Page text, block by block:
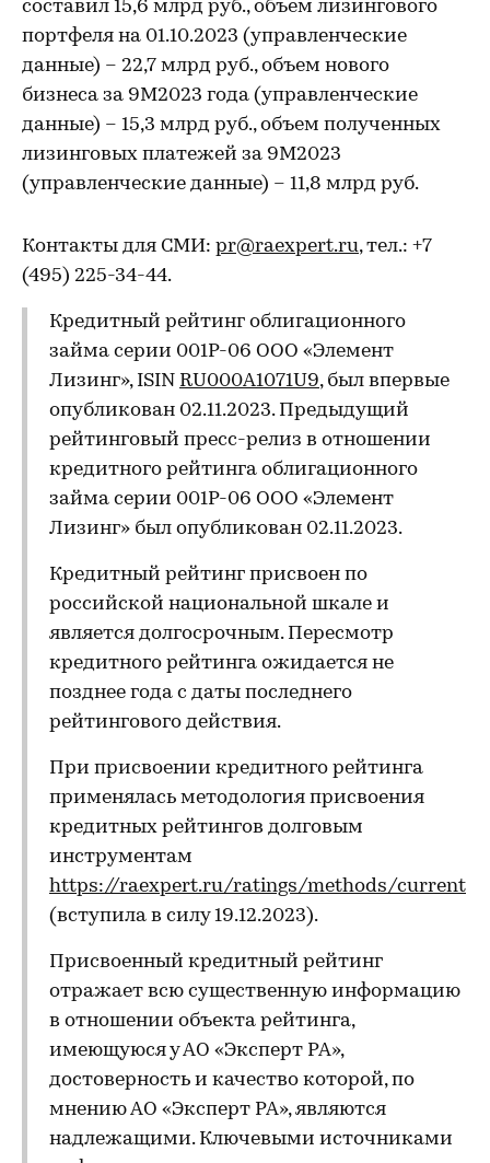
составил 15,6 млрд руб., объем лизингового
портфеля на 01.10.2023 (управленческие
данные) – 22,7 млрд руб., объем нового
бизнеса за 9М2023 года (управленческие
данные) – 15,3 млрд руб., объем полученных
лизинговых платежей за 9М2023
(управленческие данные) – 11,8 млрд руб.
Контакты для СМИ: pr@raexpert.ru, тел.: +7
(495) 225-34-44.
Кредитный рейтинг облигационного
займа серии 001Р-06 ООО «Элемент
Лизинг», ISIN RU000A1071U9, был впервые
опубликован 02.11.2023. Предыдущий
рейтинговый пресс-релиз в отношении
кредитного рейтинга облигационного
займа серии 001Р-06 ООО «Элемент
Лизинг» был опубликован 02.11.2023.
Кредитный рейтинг присвоен по
российской национальной шкале и
является долгосрочным. Пересмотр
кредитного рейтинга ожидается не
позднее года с даты последнего
рейтингового действия.
При присвоении кредитного рейтинга
применялась методология присвоения
кредитных рейтингов долговым
инструментам
https://raexpert.ru/ratings/methods/current
(вступила в силу 19.12.2023).
Присвоенный кредитный рейтинг
отражает всю существенную информацию
в отношении объекта рейтинга,
имеющуюся у АО «Эксперт РА»,
достоверность и качество которой, по
мнению АО «Эксперт РА», являются
надлежащими. Ключевыми источниками